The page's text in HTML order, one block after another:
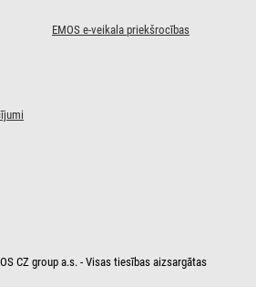
EMOS e-veikala priekšrocības
CZ group a.s. - Visas tiesības aizsargātas